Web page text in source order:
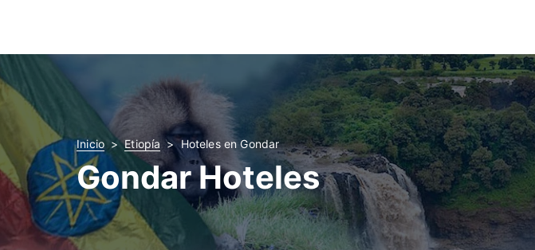
Inicio Etiopía Hoteles en Gondar
Gondar Hoteles